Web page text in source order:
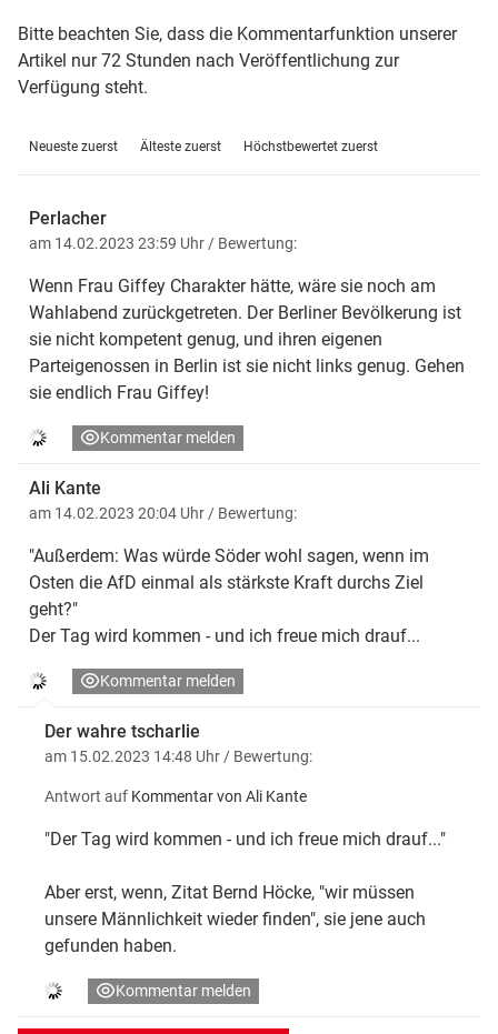
Bitte beachten Sie, dass die Kommentarfunktion unserer
Artikel nur 72 Stunden nach Veröffentlichung zur
Verfügung steht.
Neueste zuerst Älteste zuerst Höchstbewertet zuerst
Perlacher
am 14.02.2023 23:59 Uhr / Bewertung:
Wenn Frau Giffey Charakter hätte, wäre sie noch am
Wahlabend zurückgetreten. Der Berliner Bevölkerung ist
sie nicht kompetent genug, und ihren eigenen
Parteigenossen in Berlin ist sie nicht links genug. Gehen
sie endlich Frau Giffey!
Kommentar melden
Ali Kante
am 14.02.2023 20:04 Uhr / Bewertung:
"Außerdem: Was würde Söder wohl sagen, wenn im
Osten die AfD einmal als stärkste Kraft durchs Ziel
geht?"
Der Tag wird kommen - und ich freue mich drauf...
Kommentar melden
Der wahre tscharlie
am 15.02.2023 14:48 Uhr / Bewertung:
Antwort auf Kommentar von Ali Kante
"Der Tag wird kommen - und ich freue mich drauf..."
Aber erst, wenn, Zitat Bernd Höcke, "wir müssen
unsere Männlichkeit wieder finden", sie jene auch
gefunden haben.
Kommentar melden